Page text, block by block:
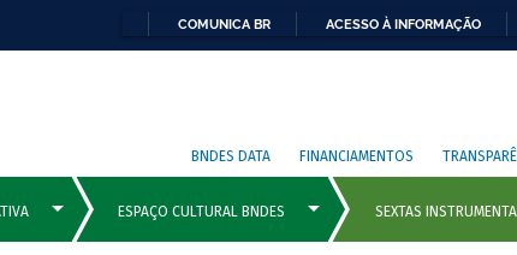
COMUNICA BR ACESSO À INFORMAÇÃO
BNDES DATA FINANCIAMENTOS